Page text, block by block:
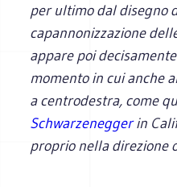
per ultimo dal disegno
capannonizzazione
appare poi
momento in cui anche
a centrodestra, come
Schwarzeneggerin
proprio nella direzione